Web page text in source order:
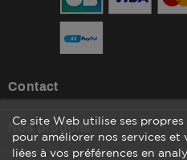
Contact
Nos produits
Ce site Web utilise ses
pour améliorer nos services
liées à vos préférences en